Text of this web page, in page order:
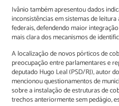
Ivânio também apresentou dados
inconsistências em sistemas de
federais, defendendo maior
mais clara dos mecanismos de
A localização de novos pórticos de
preocupação entre parlamentares e
deputado Hugo Leal (PSD/RJ), autor
mencionou questionamentos de
sobre a instalação de estruturas de
trechos anteriormente sem pedágio,